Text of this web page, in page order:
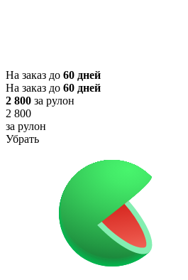
На заказ до 60 дней
На заказ до 60 дней
2 800 за рулон
2 800
за рулон
Убрать